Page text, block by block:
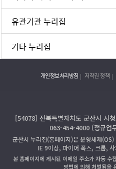
유관기관 누리집
기타 누리집
개인정보처리방침 저작권 정책
[54078] 전북특별자치도 군산시 시
063-454-4000 (정규업
군산시 누리집(홈페이지)은 운영체제
IE 9이상, 파이어 폭스, 크롬,
본 홈페이지에 게시된 이메일 주소가 자동 수
망법에 의해 처벌됨을